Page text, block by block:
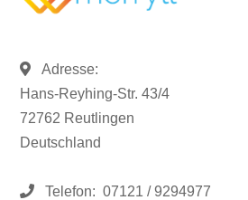
Adresse:
Hans-Reyhing-Str. 43/4
72762 Reutlingen
Deutschland
Telefon: 07121 / 9294977